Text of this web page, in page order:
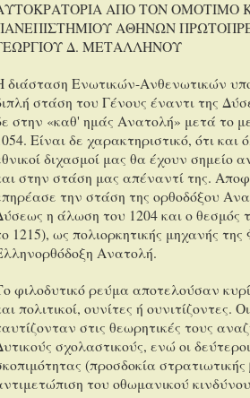
ΑΠΟ ΤΟΝ ΟΜΟΤΙΜΟ
ΑΘΗΝΩΝ
Δ. ΜΕΤΑΛΛΗΝΟΥ
διάσταση Ενωτικών-Ανθενωτικών
στάση του Γένους έναντι της
στην «καθ' ημάς Ανατολή» μετά το
Είναι δε χαρακτηριστικό, ότι και
διχασμοί μας θα έχουν σημείο
στην στάση μας απέναντί της.
την στάση της ορθοδόξου
η άλωση του 1204 και ο θεσμός
1215), ως πολιορκητικής μηχανής
Ανατολή.
φιλοδυτικό ρεύμα αποτελούσαν
πολιτικοί, ουνίτες ή ουνιτίζοντες.
στις θεωρητικές τους
σχολαστικούς, ενώ οι
(προσδοκία στρατιωτικής
του οθωμανικού